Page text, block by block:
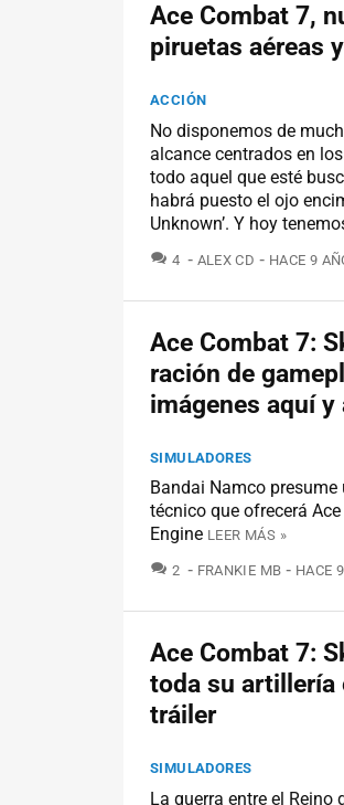
Ace Combat 7,
piruetas aéreas
ACCIÓN
No disponemos de
alcance centrados en
todo aquel que esté
habrá puesto el ojo
Unknown’. Y hoy
4 COMENTARIOS
ALEX CD HACE 9
Ace Combat 7:
ración de
imágenes aquí y
SIMULADORES
Bandai Namco
técnico que ofrecerá
Engine LEER MÁS »
2 COMENTARIOS
FRANKIE MB HACE
Ace Combat 7:
toda su artillería
tráiler
SIMULADORES
La guerra entre el Reino